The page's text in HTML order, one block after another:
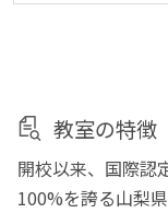
教室の特徴
開校以来、国際認
100%を誇る山梨